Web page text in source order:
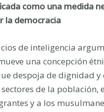
como una medida
la democracia
de inteligencia
una concepción
despoja de dignidad y
de la población,
y a los